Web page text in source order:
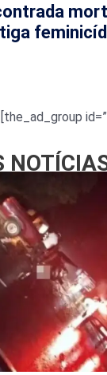
[the_ad_group